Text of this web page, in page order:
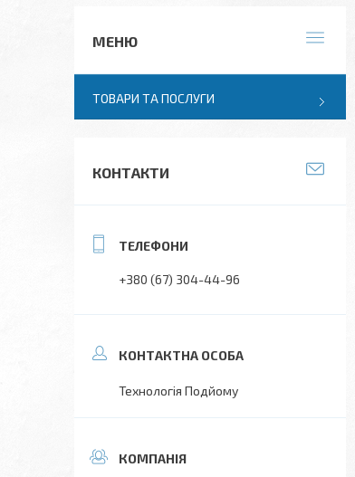
ТОВАРИ ТА ПОСЛУГИ
КОНТАКТИ
+380 (67) 304-44-96
Технологія Подйому